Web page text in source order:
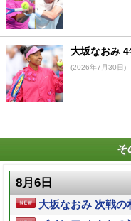
大坂なおみ
(2026年7月30日)
そ
8月6日
大坂なおみ 次戦の